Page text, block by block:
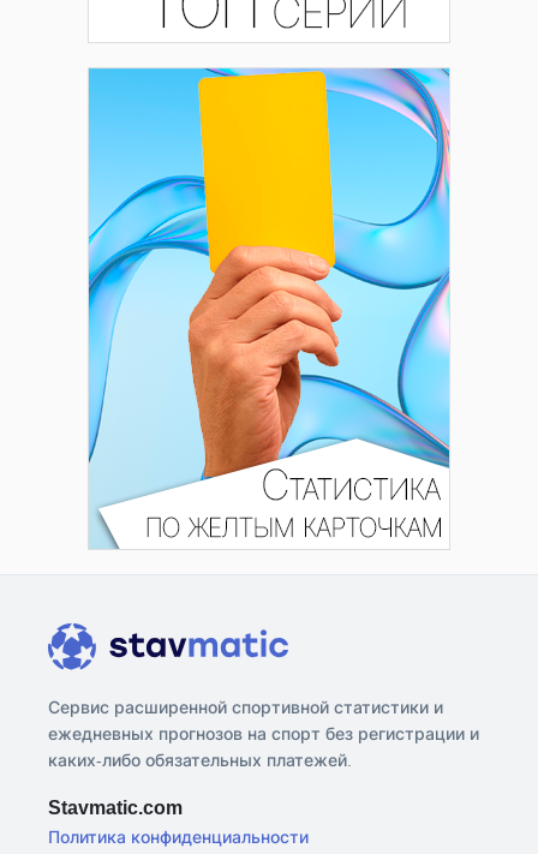
Сервис расширенной спортивной статистики и
ежедневных прогнозов на спорт без регистрации и
каких-либо обязательных платежей.
Stavmatic.com
Политика конфиденциальности